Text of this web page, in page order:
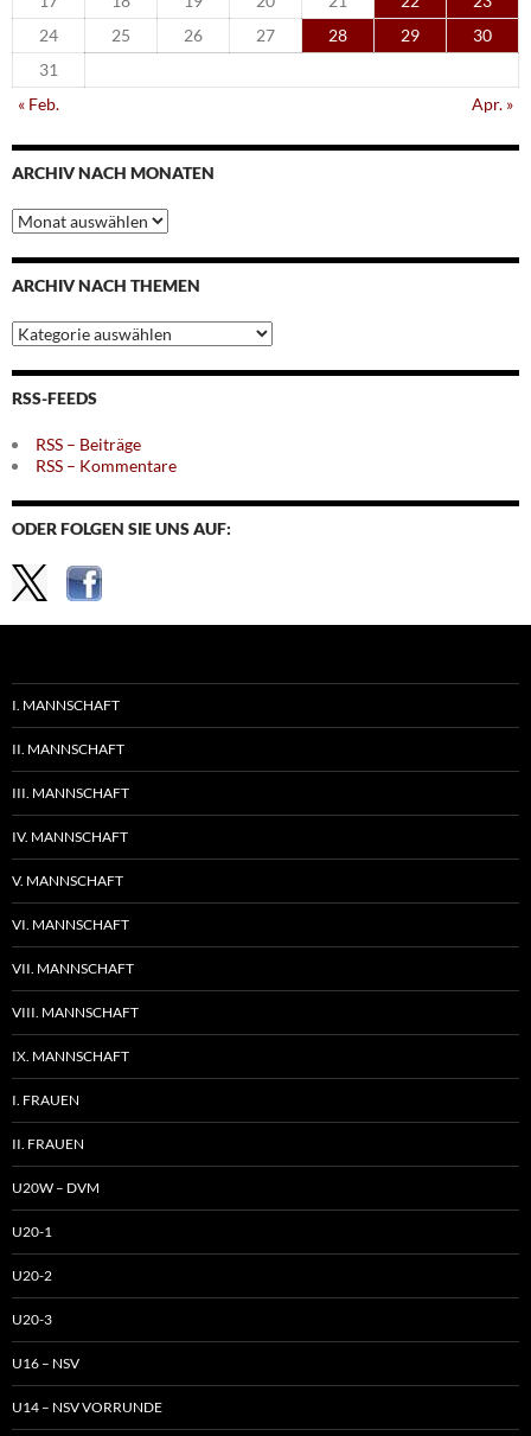
24
25 26 27 28 29
30
31
« Feb.
Apr. »
ARCHIV NACH MONATEN
Archiv
nach
Monaten
ARCHIV NACH THEMEN
Archiv
nach
Themen
RSS-FEEDS
RSS – Beiträge
RSS – Kommentare
ODER FOLGEN SIE UNS AUF:
I. MANNSCHAFT
II. MANNSCHAFT
III. MANNSCHAFT
IV. MANNSCHAFT
V. MANNSCHAFT
VI. MANNSCHAFT
VII. MANNSCHAFT
VIII. MANNSCHAFT
IX. MANNSCHAFT
I. FRAUEN
II. FRAUEN
U20W – DVM
U20-1
U20-2
U20-3
U16 – NSV
U14 – NSV VORRUNDE